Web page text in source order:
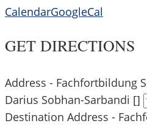
CalendarGoogleCal
GET DIRECTIONS
Address - Fachfortbildung
Darius Sobhan-Sarbandi []
Destination Address -